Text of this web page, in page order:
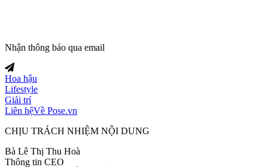
Nhận thông báo qua email
Hoa hậu
Lifestyle
Giải trí
Liên hệVề Pose.vn
CHỊU TRÁCH NHIỆM NỘI DUNG
Bà Lê Thị Thu Hoà
Thông tin CEO